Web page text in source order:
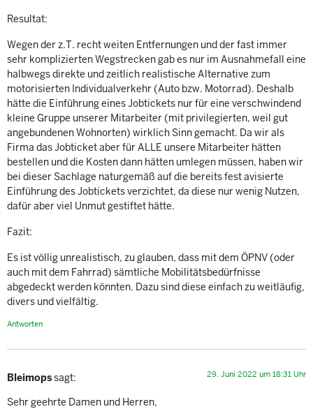
Resultat:
Wegen der z.T. recht weiten Entfernungen und der fast immer
sehr komplizierten Wegstrecken gab es nur im Ausnahmefall eine
halbwegs direkte und zeitlich realistische Alternative zum
motorisierten Individualverkehr (Auto bzw. Motorrad). Deshalb
hätte die Einführung eines Jobtickets nur für eine verschwindend
kleine Gruppe unserer Mitarbeiter (mit privilegierten, weil gut
angebundenen Wohnorten) wirklich Sinn gemacht. Da wir als
Firma das Jobticket aber für ALLE unsere Mitarbeiter hätten
bestellen und die Kosten dann hätten umlegen müssen, haben wir
bei dieser Sachlage naturgemäß auf die bereits fest avisierte
Einführung des Jobtickets verzichtet, da diese nur wenig Nutzen,
dafür aber viel Unmut gestiftet hätte.
Fazit:
Es ist völlig unrealistisch, zu glauben, dass mit dem ÖPNV (oder
auch mit dem Fahrrad) sämtliche Mobilitätsbedürfnisse
abgedeckt werden könnten. Dazu sind diese einfach zu weitläufig,
divers und vielfältig.
Antworten
Bleimopssagt: 29. Juni 2022 um 18:31 Uhr
Sehr geehrte Damen und Herren,